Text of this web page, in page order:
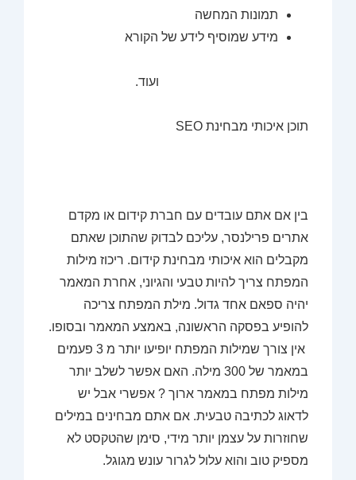
תמונות המחשה
מידע שמוסיף לידע של הקורא
ועוד.
תוכן איכותי מבחינת SEO
בין אם אתם עובדים עם חברת קידום או מקדם
אתרים פרילנסר, עליכם לבדוק שהתוכן שאתם
מקבלים הוא איכותי מבחינת קידום. ריכוז מילות
המפתח צריך להיות טבעי והגיוני, אחרת המאמר
יהיה ספאם אחד גדול. מילת המפתח צריכה
להופיע בפסקה הראשונה, באמצע המאמר ובסופו.
אין צורך שמילות המפתח יופיעו יותר מ 3 פעמים
במאמר של 300 מילה. האם אפשר לשלב יותר
מילות מפתח במאמר ארוך ? אפשרי אבל יש
לדאוג לכתיבה טבעית. אם אתם מבחינים במילים
שחוזרות על עצמן יותר מידי, סימן שהטקסט לא
מספיק טוב והוא עלול לגרור עונש מגוגל.